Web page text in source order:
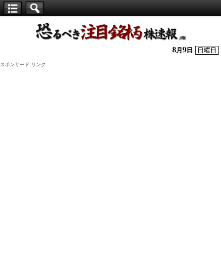
株】
8月 9 日 日曜日
スポンサード リンク